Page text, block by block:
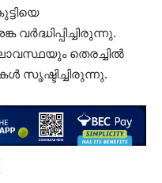
തെരച്ചിൽ
സൃഷ്ടിച്ചിരുന്നു.